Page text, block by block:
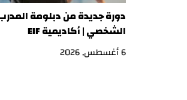
دورة جديدة من دبلومة
الشخصي | أكاديمية EIF
6 أغسطس, 2026